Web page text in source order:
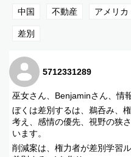
作者名:古根川広明
https://commons.nicovideo.jp/
曲タイトル:Taiko Warrior
楽曲提供:ニコニコモンズ
https://commons.nicovideo.jp/
■日本最後の巫女twitter
https://twitter.com/
■お仕事のご依頼受付連絡先
nihonsaigonomiko@gmail.com
中国 不動産 アメリカ
差別
5712331289
巫女さん、Benjaminさん、情
ぼくは差別するは、鵜呑み、
考え、感情の優先、視野の狭
います。
削減案は、権力者が差別学習